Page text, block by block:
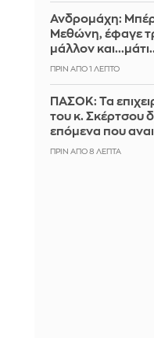
Ανδρομάχη:
Μεθώνη, έφαγε
μάλλον
ΠΡΙΝ ΑΠΌ 1 ΛΕΠΤΌ
ΠΑΣΟΚ: Τα
του κ. Σκέρτσου
επόμενα που
ΠΡΙΝ ΑΠΌ 8 ΛΕΠΤΆ